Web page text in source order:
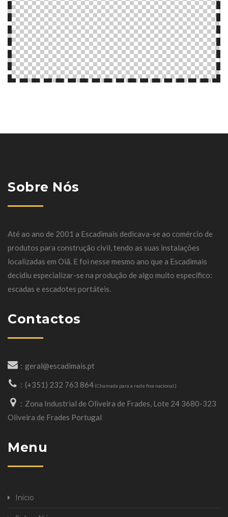
Sobre Nós
Até ao ano de 2001 a Escadimais dedicava-se ao comércio de
produtos para construção civil, tendo as suas instalações
localizadas em Oiã. E foi nesse mesmo ano que a Escadimais
decidiu especializar-se na produção de algo muito específico:
escadas e escadotes portáteis.
Contactos
geral@escadimais.pt
(+351) 232 763 864 (Chamada para a rede fixa nacional.)
Zona Industrial de Oliveira de Frades, Lote 24 3680-323
Oliveira de Frades Portugal
Menu
Início